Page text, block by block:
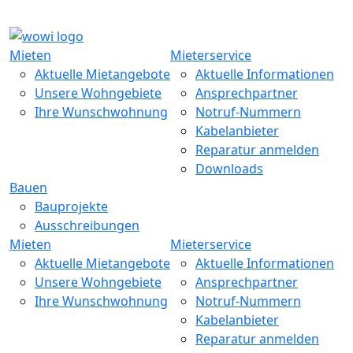
Main Menu
Skip to Primary Content
Mieten
Aktuelle Mietangebote
Unsere Wohngebiete
Ihre Wunschwohnung
Mieterservice
Aktuelle Informationen
Ansprechpartner
Notruf-Nummern
Kabelanbieter
Reparatur anmelden
Downloads
Bauen
Bauprojekte
Ausschreibungen
Mieten
Aktuelle Mietangebote
Unsere Wohngebiete
Ihre Wunschwohnung
Mieterservice
Aktuelle Informationen
Ansprechpartner
Notruf-Nummern
Kabelanbieter
Reparatur anmelden